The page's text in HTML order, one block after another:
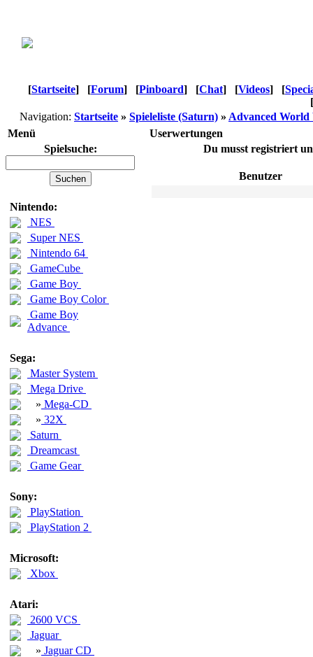
[Startseite] [Forum] [Pinboard] [Chat] [Videos] [
[
Navigation: Startseite » Spieleliste (Saturn) » Advanced World
Menü
Userwertungen
Spielsuche:
Nintendo:
NES
Super NES
Nintendo 64
GameCube
Game Boy
Game Boy Color
Game Boy
Advance
Sega:
Master System
Mega Drive
» Mega-CD
» 32X
Saturn
Dreamcast
Game Gear
Sony:
PlayStation
PlayStation 2
Microsoft:
Xbox
Atari:
2600 VCS
Jaguar
» Jaguar CD
Du musst registriert
Benutzer